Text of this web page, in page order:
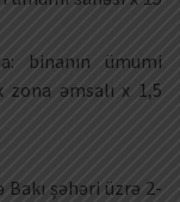
binanın ümumi
əmsalı x 1,5
şəhəri üzrə 2-